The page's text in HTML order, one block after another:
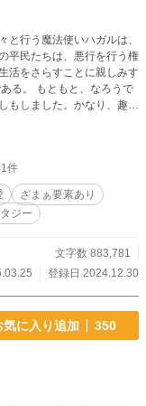
行う魔法使いハガルは、
平民たちは、悪行を行う権
活をさらすことに親しみす
ろうで
もしました。かなり、趣味
語られていますが、多い
ルとの過去話をよく更新
件
ざまぁ要素あり
ジー
文字数 883,781
登録日 2024.12.30
気に入り追加 350